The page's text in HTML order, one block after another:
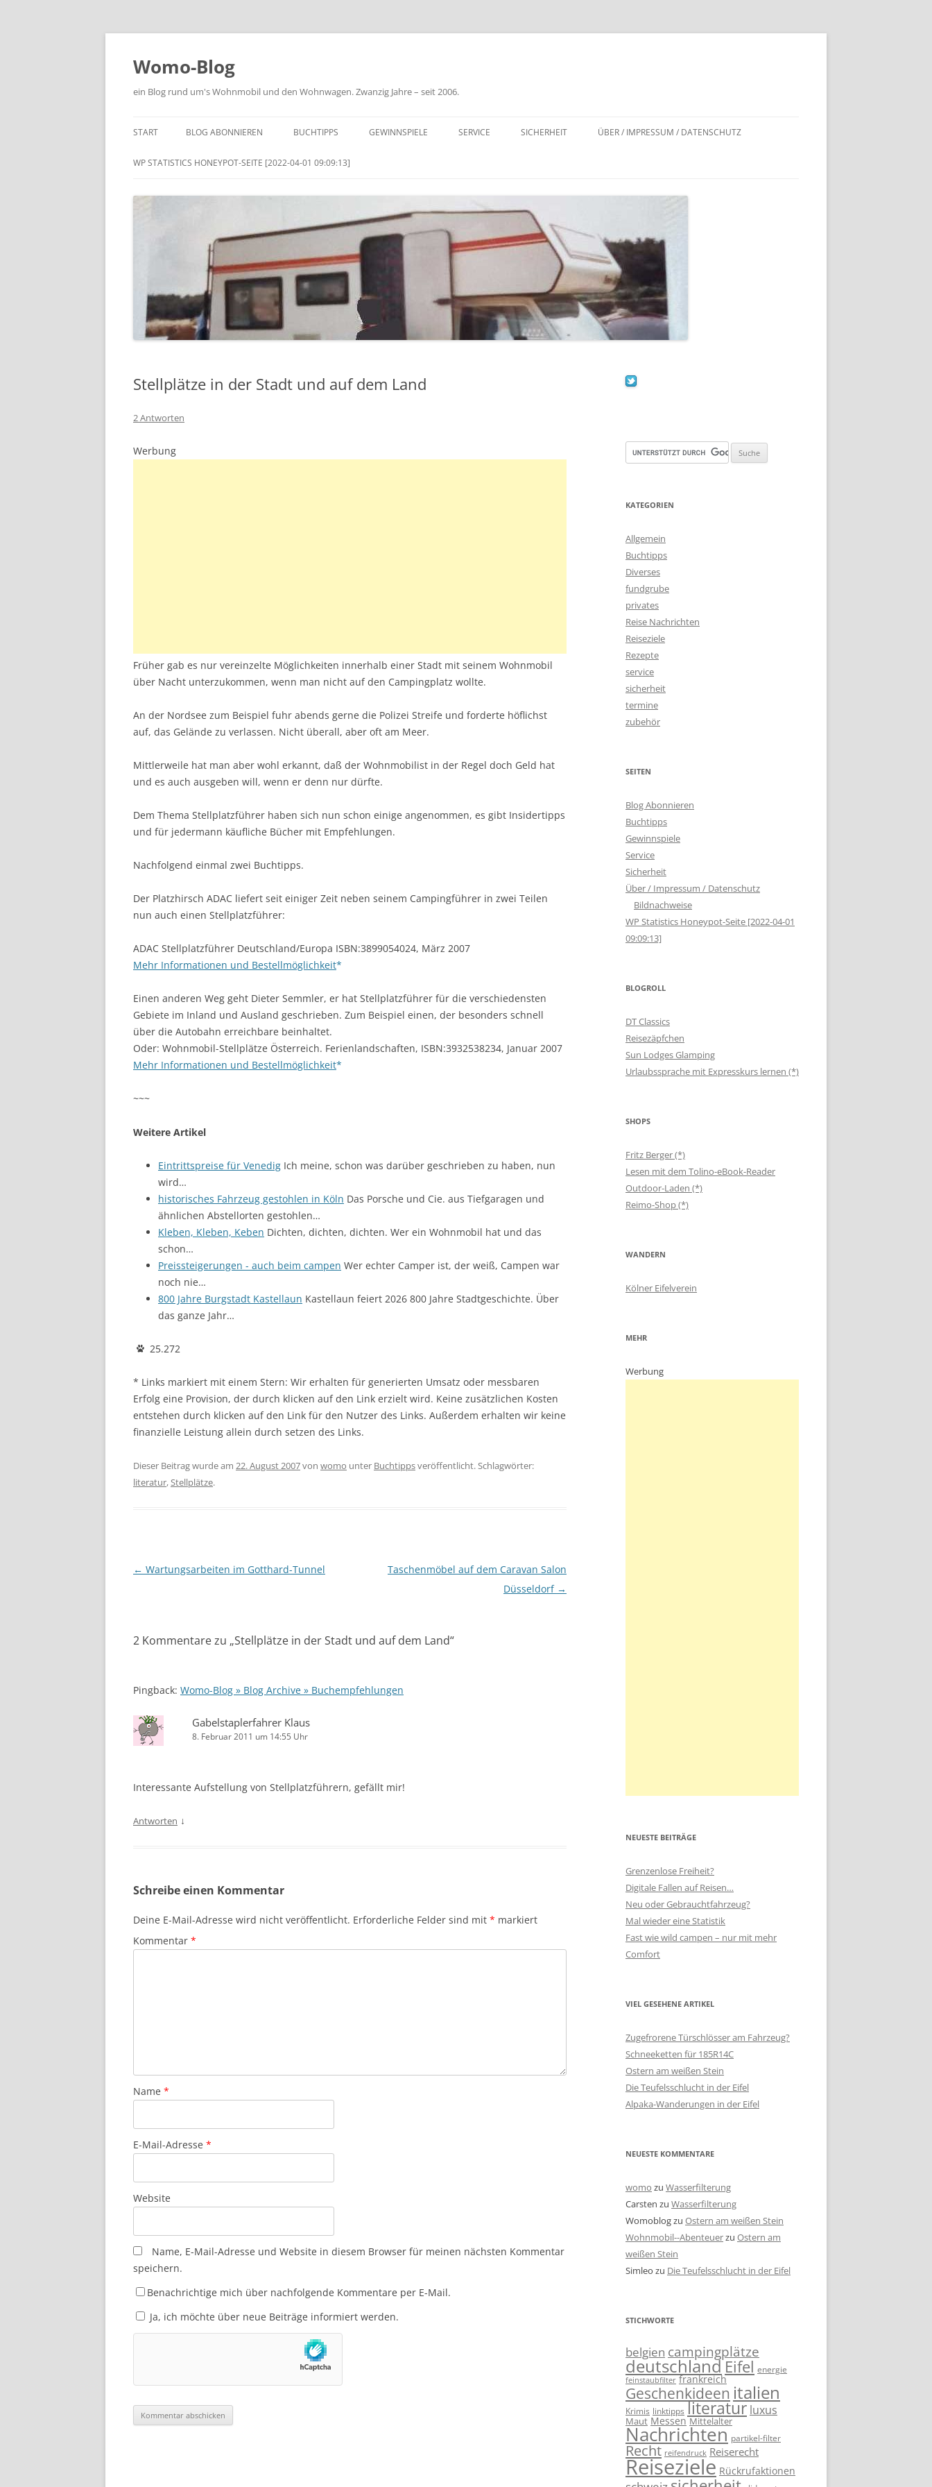
Zum
Womo-Blog
ein Blog rund um's Wohnmobil und den Wohnwagen. Zwanzig Jahre – seit 2006.
START BLOG ABONNIEREN BUCHTIPPS GEWINNSPIELE SERVICE SICHERHEIT ÜBER / IMPRESSUM / DATENSCHUTZ
WP STATISTICS HONEYPOT-SEITE [2022-04-01 09:09:13]
Stellplätze in der Stadt und auf dem Land
2 Antworten
Werbung
Früher gab es nur vereinzelte Möglichkeiten innerhalb einer Stadt mit seinem Wohnmobil
über Nacht unterzukommen, wenn man nicht auf den Campingplatz wollte.
An der Nordsee zum Beispiel fuhr abends gerne die Polizei Streife und forderte höflichst
auf, das Gelände zu verlassen. Nicht überall, aber oft am Meer.
Mittlerweile hat man aber wohl erkannt, daß der Wohnmobilist in der Regel doch Geld hat
und es auch ausgeben will, wenn er denn nur dürfte.
Dem Thema Stellplatzführer haben sich nun schon einige angenommen, es gibt Insidertipps
und für jedermann käufliche Bücher mit Empfehlungen.
Nachfolgend einmal zwei Buchtipps.
Der Platzhirsch ADAC liefert seit einiger Zeit neben seinem Campingführer in zwei Teilen
nun auch einen Stellplatzführer:
ADAC Stellplatzführer Deutschland/Europa ISBN:3899054024, März 2007
Mehr Informationen und Bestellmöglichkeit
Einen anderen Weg geht Dieter Semmler, er hat Stellplatzführer für die verschiedensten
Gebiete im Inland und Ausland geschrieben. Zum Beispiel einen, der besonders schnell
über die Autobahn erreichbare beinhaltet.
Oder: Wohnmobil-Stellplätze Österreich. Ferienlandschaften, ISBN:3932538234, Januar 2007
Mehr Informationen und Bestellmöglichkeit
~~~
Weitere Artikel
Eintrittspreise für Venedig Ich meine, schon was darüber geschrieben zu haben, nun
wird…
historisches Fahrzeug gestohlen in Köln Das Porsche und Cie. aus Tiefgaragen und
ähnlichen Abstellorten gestohlen…
Kleben, Kleben, Keben Dichten, dichten, dichten. Wer ein Wohnmobil hat und das
schon…
Preissteigerungen - auch beim campen Wer echter Camper ist, der weiß, Campen war
noch nie…
800 Jahre Burgstadt Kastellaun Kastellaun feiert 2026 800 Jahre Stadtgeschichte. Über
das ganze Jahr…
25.272
* Links markiert mit einem Stern: Wir erhalten für generierten Umsatz oder messbaren
Erfolg eine Provision, der durch klicken auf den Link erzielt wird. Keine zusätzlichen Kosten
entstehen durch klicken auf den Link für den Nutzer des Links. Außerdem erhalten wir keine
finanzielle Leistung allein durch setzen des Links.
Dieser Beitrag wurde am 22. August 2007von womo unter Buchtippsveröffentlicht. Schlagwörter:
literatur,Stellplätze.
Beitragsnavigation
← Wartungsarbeiten im Gotthard-Tunnel
Taschenmöbel auf dem Caravan Salon
Düsseldorf →
2 Kommentare zu „Stellplätze in der Stadt und auf dem Land“
Pingback: Womo-Blog » Blog Archive » Buchempfehlungen
Gabelstaplerfahrer Klaus
8. Februar 2011 um 14:55 Uhr
Interessante Aufstellung von Stellplatzführern, gefällt mir!
Antworten ↓
Schreibe einen Kommentar
Deine E-Mail-Adresse wird nicht veröffentlicht. Erforderliche Felder sind mit * markiert
Kommentar *
Name *
E-Mail-Adresse *
Website
Name, E-Mail-Adresse und Website in diesem Browser für meinen nächsten Kommentar
speichern.
Benachrichtige mich über nachfolgende Kommentare per E-Mail.
Ja, ich möchte über neue Beiträge informiert werden.
KATEGORIEN
Allgemein
Buchtipps
Diverses
fundgrube
privates
Reise Nachrichten
Reiseziele
Rezepte
service
sicherheit
termine
zubehör
SEITEN
Blog Abonnieren
Buchtipps
Gewinnspiele
Service
Sicherheit
Über / Impressum / Datenschutz
Bildnachweise
WP Statistics Honeypot-Seite [2022-04-01
09:09:13]
BLOGROLL
DT Classics
Reisezäpfchen
Sun Lodges Glamping
Urlaubssprache mit Expresskurs lernen (*)
SHOPS
Fritz Berger (*)
Lesen mit dem Tolino-eBook-Reader
Outdoor-Laden (*)
Reimo-Shop (*)
WANDERN
Kölner Eifelverein
MEHR
Werbung
NEUESTE BEITRÄGE
Grenzenlose Freiheit?
Digitale Fallen auf Reisen…
Neu oder Gebrauchtfahrzeug?
Mal wieder eine Statistik
Fast wie wild campen – nur mit mehr
Comfort
VIEL GESEHENE ARTIKEL
Zugefrorene Türschlösser am Fahrzeug?
Schneeketten für 185R14C
Ostern am weißen Stein
Die Teufelsschlucht in der Eifel
Alpaka-Wanderungen in der Eifel
NEUESTE KOMMENTARE
womo zu Wasserfilterung
Carsten zu Wasserfilterung
Womoblogzu Ostern am weißen Stein
Wohnmobil--Abenteuerzu Ostern am
weißen Stein
Simleo zu Die Teufelsschlucht in der Eifel
STICHWORTE
belgien campingplätze
deutschland Eifel energie
feinstaubfilter frankreich
Geschenkideen italien
Krimis linktipps literatur luxus
Maut Messen Mittelalter
Nachrichten partikel-filter
Recht reifendruck Reiserecht
Reiseziele Rückrufaktionen